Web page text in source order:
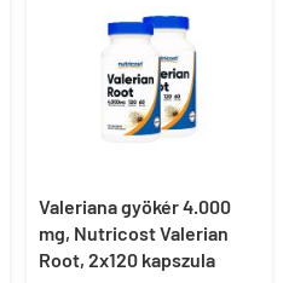
Valeriana gyökér 4.000
mg, Nutricost Valerian
Root, 2x120 kapszula